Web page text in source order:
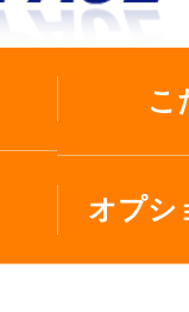
こ
オプシ